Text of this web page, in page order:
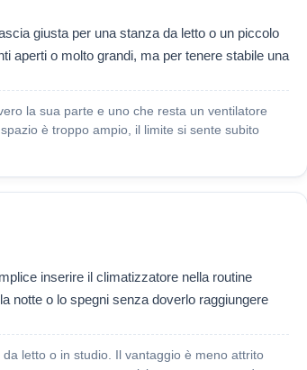
giusta per una stanza da letto o un piccolo
aperti o molto grandi, ma per tenere stabile una
la sua parte e uno che resta un ventilatore
è troppo ampio, il limite si sente subito
inserire il climatizzatore nella routine
notte o lo spegni senza doverlo raggiungere
letto o in studio. Il vantaggio è meno attrito